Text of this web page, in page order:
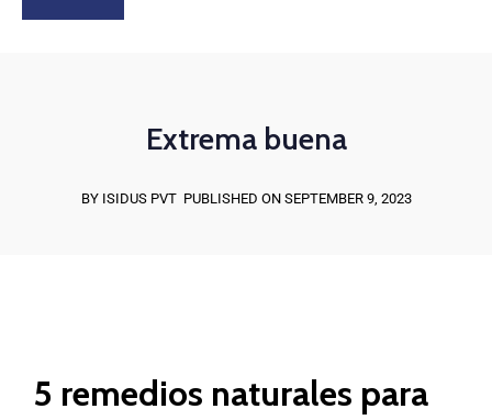
Extrema buena
BY ISIDUS PVT PUBLISHED ON SEPTEMBER 9, 2023
5 remedios naturales para